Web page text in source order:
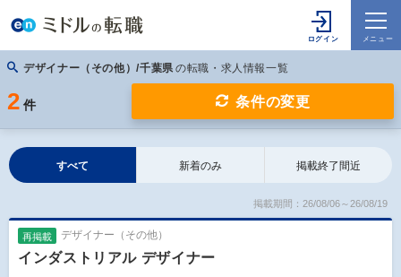
デザイナー（その他）/千葉県 の転職・求人情報一覧
2 件 条件の変更
すべて 新着のみ 掲載終了間近
掲載期間：26/08/06～26/08/19
再掲載 デザイナー（その他）
インダストリアル デザイナー